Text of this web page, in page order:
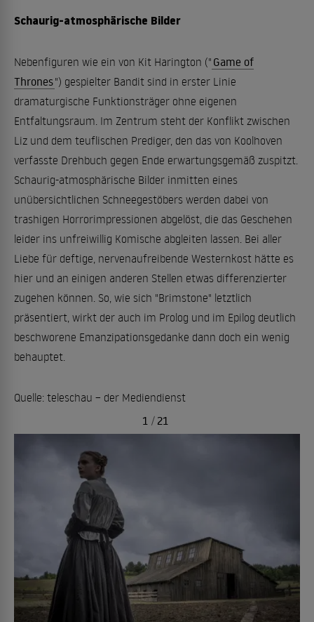
Schaurig-atmosphärische Bilder
Nebenfiguren wie ein von Kit Harington (" Game of
Thrones") gespielter Bandit sind in erster Linie
dramaturgische Funktionsträger ohne eigenen
Entfaltungsraum. Im Zentrum steht der Konflikt zwischen
Liz und dem teuflischen Prediger, den das von Koolhoven
verfasste Drehbuch gegen Ende erwartungsgemäß zuspitzt.
Schaurig-atmosphärische Bilder inmitten eines
unübersichtlichen Schneegestöbers werden dabei von
trashigen Horrorimpressionen abgelöst, die das Geschehen
leider ins unfreiwillig Komische abgleiten lassen. Bei aller
Liebe für deftige, nervenaufreibende Westernkost hätte es
hier und an einigen anderen Stellen etwas differenzierter
zugehen können. So, wie sich "Brimstone" letztlich
präsentiert, wirkt der auch im Prolog und im Epilog deutlich
beschworene Emanzipationsgedanke dann doch ein wenig
behauptet.
Quelle: teleschau – der Mediendienst
1 / 21